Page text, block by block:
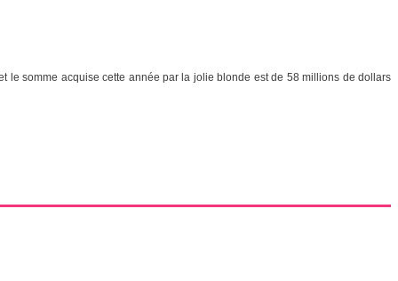
le somme acquise cette année par la jolie blonde est de 58 millions de dollars